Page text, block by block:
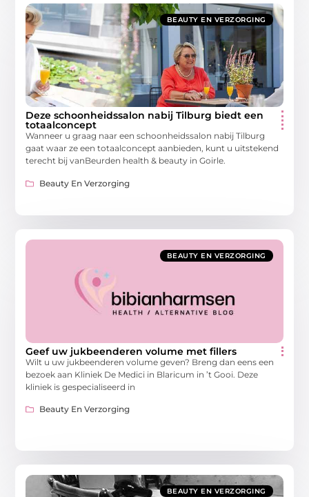
BEAUTY EN VERZORGING
Deze schoonheidssalon nabij Tilburg biedt een
totaalconcept
Wanneer u graag naar een schoonheidssalon nabij Tilburg
gaat waar ze een totaalconcept aanbieden, kunt u uitstekend
terecht bij vanBeurden health & beauty in Goirle.
Beauty En Verzorging
BEAUTY EN VERZORGING
Geef uw jukbeenderen volume met fillers
Wilt u uw jukbeenderen volume geven? Breng dan eens een
bezoek aan Kliniek De Medici in Blaricum in ’t Gooi. Deze
kliniek is gespecialiseerd in
Beauty En Verzorging
BEAUTY EN VERZORGING